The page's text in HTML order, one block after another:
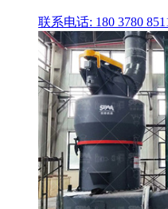
联系电话: 180 3780